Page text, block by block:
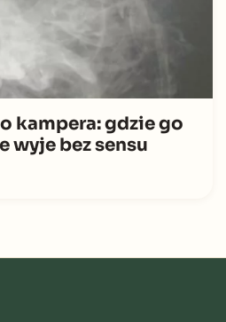
kampera: gdzie go
wyje bez sensu